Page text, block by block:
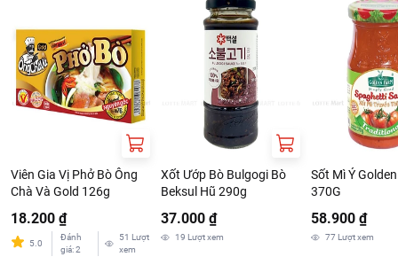
Viên Gia Vị Phở Bò Ông
Chà Và Gold 126g
18.200 ₫
5.0
Đánh
giá:2
51 Lượt
xem
Xốt Ướp Bò Bulgogi Bò
Beksul Hũ 290g
37.000 ₫
19 Lượt xem
Sốt Mì Ý
370G
58.900 ₫
77 Lượt xem